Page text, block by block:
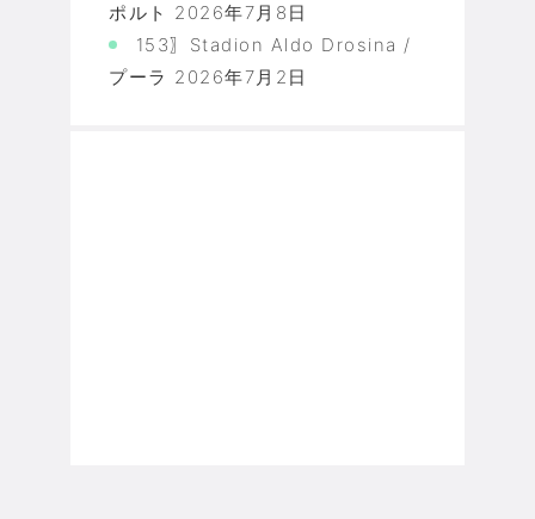
ポルト 2026年7月8日
153〗Stadion Aldo Drosina /
プーラ 2026年7月2日